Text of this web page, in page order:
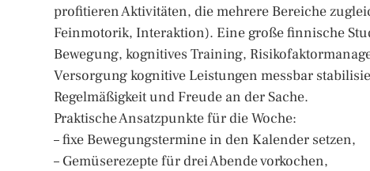
profitieren Aktivitäten, die mehrere Bereiche
Feinmotorik, Interaktion). Eine große finnische
Bewegung, kognitives Training,
Versorgung kognitive Leistungen messbar
Regelmäßigkeit und Freude an der Sache.
Praktische Ansatzpunkte für die Woche:
– fixe Bewegungstermine in den Kalender setzen,
– Gemüserezepte für drei Abende vorkochen,